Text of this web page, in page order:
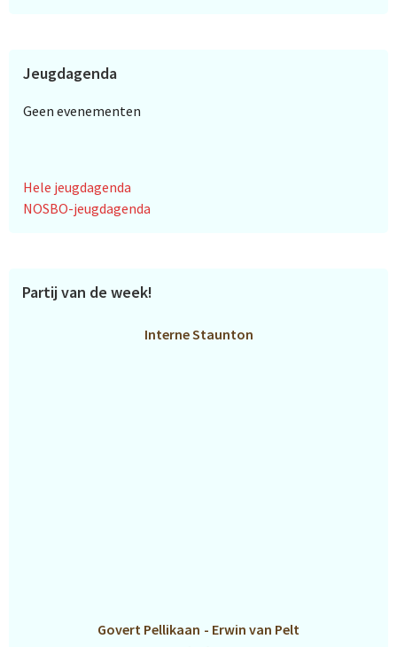
Jeugdagenda
Geen evenementen
Hele jeugdagenda
NOSBO-jeugdagenda
Partij van de week!
Interne Staunton
Govert Pellikaan - Erwin van Pelt